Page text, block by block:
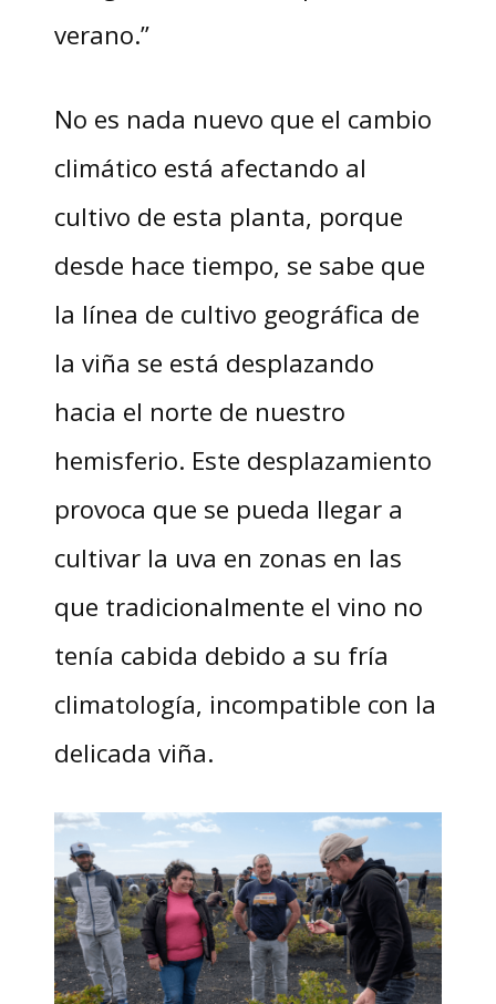
verano.”
No es nada nuevo que el cambio
climático está afectando al
cultivo de esta planta, porque
desde hace tiempo, se sabe que
la línea de cultivo geográfica de
la viña se está desplazando
hacia el norte de nuestro
hemisferio. Este desplazamiento
provoca que se pueda llegar a
cultivar la uva en zonas en las
que tradicionalmente el vino no
tenía cabida debido a su fría
climatología, incompatible con la
delicada viña.